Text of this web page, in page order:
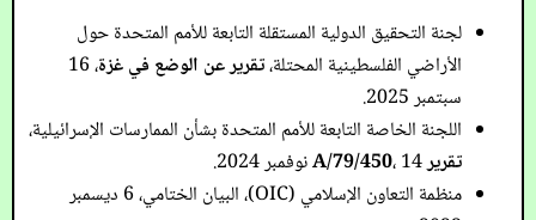
لجنة التحقيق الدولية المستقلة التابعة للأمم المتحدة حول
الأراضي الفلسطينية المحتلة،تقرير عن الوضع في غزة ، 16
سبتمبر 2025.
اللجنة الخاصة التابعة للأمم المتحدة بشأن الممارسات الإسرائيلية،
تقرير A/79/450، 14 نوفمبر 2024.
منظمة التعاون الإسلامي (OIC)، البيان الختامي، 6 ديسمبر